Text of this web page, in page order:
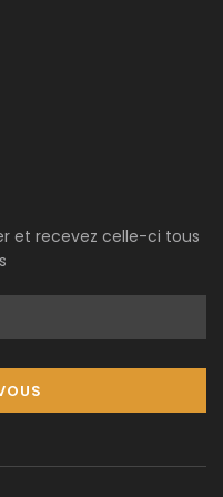
et recevez celle-ci tous